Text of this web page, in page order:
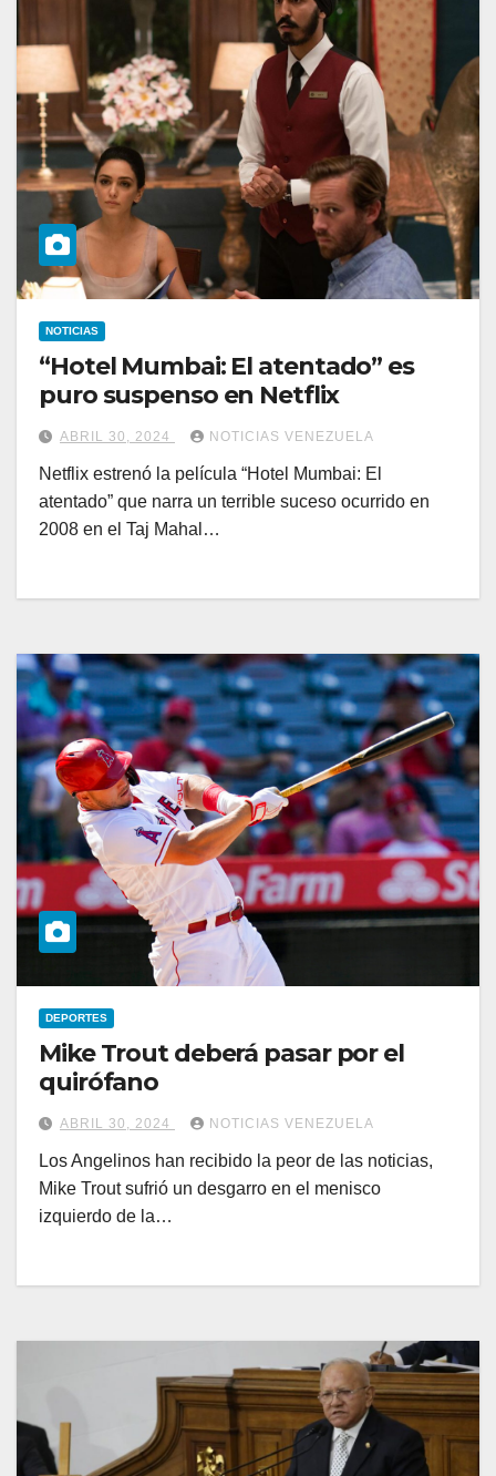
NOTICIAS
“Hotel Mumbai: El atentado” es
puro suspenso en Netflix
ABRIL 30, 2024 NOTICIAS VENEZUELA
Netflix estrenó la película “Hotel Mumbai: El
atentado” que narra un terrible suceso ocurrido en
2008 en el Taj Mahal…
DEPORTES
Mike Trout deberá pasar por el
quirófano
ABRIL 30, 2024 NOTICIAS VENEZUELA
Los Angelinos han recibido la peor de las noticias,
Mike Trout sufrió un desgarro en el menisco
izquierdo de la…